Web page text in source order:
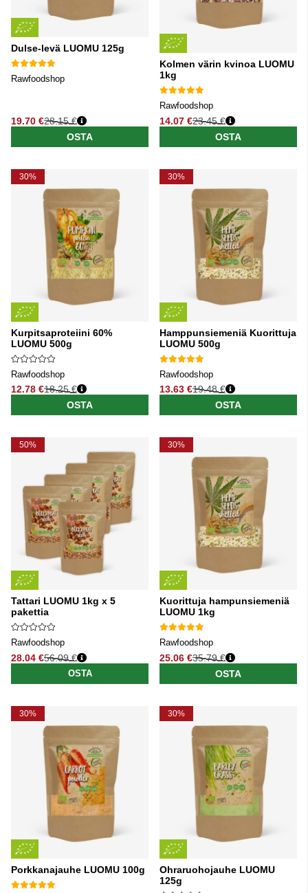
Dulse-levä LUOMU 125g
Rawfoodshop
19.70 €
Normaali hinta
28.15 €
OSTA
Kolmen värin kvinoa LUOMU
1kg
Rawfoodshop
14.07 €
Normaali hinta
23.45 €
OSTA
30%
Kurpitsaproteiini 60%
LUOMU 500g
Rawfoodshop
12.78 €
Normaali hinta
18.25 €
OSTA
30%
Hamppunsiemeniä Kuorittuja
LUOMU 500g
Rawfoodshop
13.63 €
Normaali hinta
19.48 €
OSTA
50%
Tattari LUOMU 1kg x 5
pakettia
Rawfoodshop
28.04 €
Normaali hinta
56.09 €
OSTA
30%
Kuorittuja hampunsiemeniä
LUOMU 1kg
Rawfoodshop
25.06 €
Normaali hinta
35.79 €
OSTA
30%
Porkkanajauhe LUOMU 100g
30%
Ohraruohojauhe LUOMU
125g